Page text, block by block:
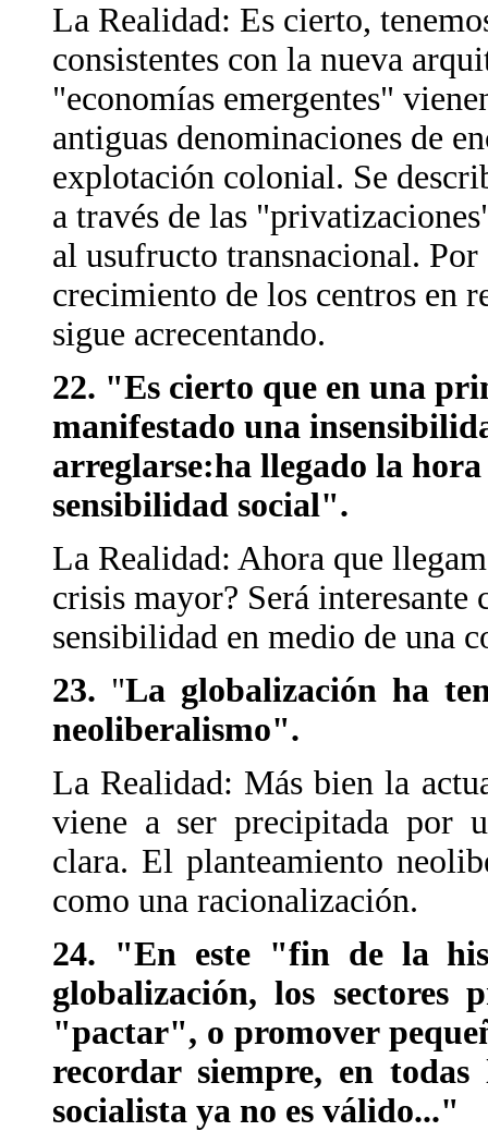
La Realidad: Es cierto,
consistentes con la nueva
"economías emergentes"
antiguas denominaciones de
explotación colonial. Se
a través de las
al usufructo transnacional.
crecimiento de los centros en
sigue acrecentando.
22. "Es cierto que en una
manifestado una
arreglarse:ha llegado la
sensibilidad social".
La Realidad: Ahora que
crisis mayor? Será interesante
sensibilidad en medio de una
23. "La globalización ha
neoliberalismo".
La Realidad: Más bien la
viene a ser precipitada por
clara. El planteamiento
como una racionalización.
24. "En este "fin de la
globalización, los sectores
"pactar", o promover
recordar siempre, en
socialista ya no es válido..."